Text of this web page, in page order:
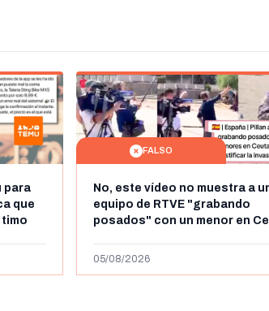
para
que
FALSO
No, este vídeo no muestra a
equipo de RTVE "grabando
posados" con un menor en
VRT
05/08/2026